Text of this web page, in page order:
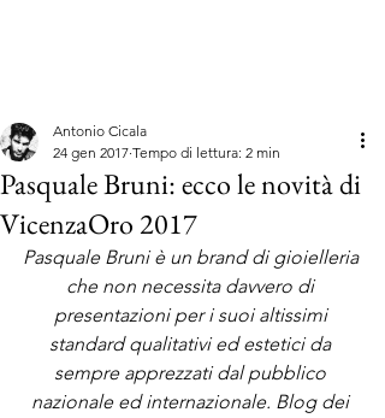
Pasquale Bruni: ecco le novità di
VicenzaOro 2017
Antonio Cicala
24 gen 2017 Tempo di lettura: 2 min
Pasquale Bruni è un brand di gioielleria
che non necessita davvero di
presentazioni per i suoi altissimi
standard qualitativi ed estetici da
sempre apprezzati dal pubblico
nazionale ed internazionale. Blog dei